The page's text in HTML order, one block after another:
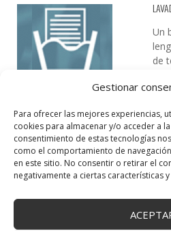
Gestionar
Para ofrecer las mejores experiencias,
cookies para almacenar y/o acceder a
consentimiento de estas tecnologías
como el comportamiento de
en este sitio. No consentir o retirar el
negativamente a ciertas características
Un
de
DESIREE MARTÍN